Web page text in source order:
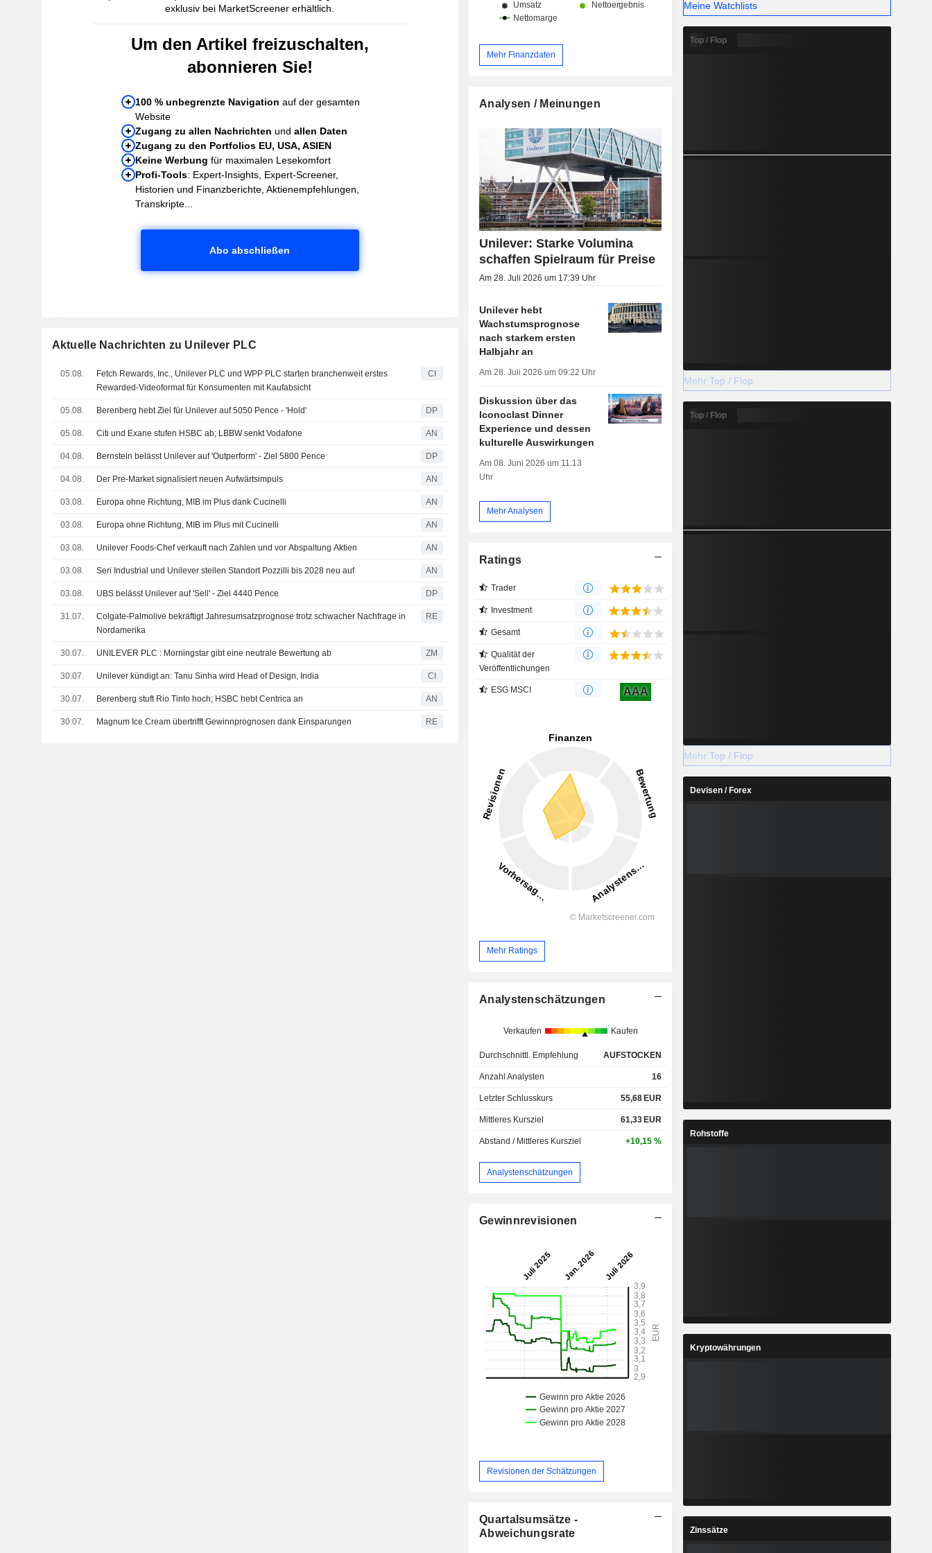
exklusiv bei MarketScreener erhältlich.
Um den Artikel freizuschalten,
abonnieren Sie!
100 % unbegrenzte Navigation auf der gesamten
Website
Zugang zu allen Nachrichten undallen Daten
Zugang zu den Portfolios EU, USA, ASIEN
Keine Werbung für maximalen Lesekomfort
Profi-Tools: Expert-Insights, Expert-Screener,
Historien und Finanzberichte, Aktienempfehlungen,
Transkripte...
Abo abschließen
Aktuelle Nachrichten zu Unilever PLC
05.08.
Fetch Rewards, Inc., Unilever PLC und WPP PLC starten branchenweit erstes
Rewarded-Videoformat für Konsumenten mit Kaufabsicht
CI
05.08. Berenberg hebt Ziel für Unilever auf 5050 Pence - 'Hold' DP
05.08. Citi und Exane stufen HSBC ab; LBBW senkt Vodafone AN
04.08. Bernstein belässt Unilever auf 'Outperform' - Ziel 5800 Pence DP
04.08. Der Pre-Market signalisiert neuen Aufwärtsimpuls AN
03.08. Europa ohne Richtung, MIB im Plus dank Cucinelli AN
03.08. Europa ohne Richtung, MIB im Plus mit Cucinelli AN
03.08. Unilever Foods-Chef verkauft nach Zahlen und vor Abspaltung Aktien AN
03.08. Seri Industrial und Unilever stellen Standort Pozzilli bis 2028 neu auf AN
03.08. UBS belässt Unilever auf 'Sell' - Ziel 4440 Pence DP
31.07.
Colgate-Palmolive bekräftigt Jahresumsatzprognose trotz schwacher Nachfrage in
Nordamerika
RE
30.07. UNILEVER PLC : Morningstar gibt eine neutrale Bewertung ab ZM
30.07. Unilever kündigt an: Tanu Sinha wird Head of Design, India CI
30.07. Berenberg stuft Rio Tinto hoch; HSBC hebt Centrica an AN
30.07. Magnum Ice Cream übertrifft Gewinnprognosen dank Einsparungen RE
verpflichtet, sicherzustellen, dass 100 % seiner
Kunststoffverpackungen vollständig
kompostierbar sind.
Mehr Finanzdaten
Analysen / Meinungen
Unilever: Starke Volumina
schaffen Spielraum für Preise
Am 28. Juli 2026 um 17:39 Uhr
Unilever hebt
Wachstumsprognose
nach starkem ersten
Halbjahr an
Am 28. Juli 2026 um 09:22 Uhr
Diskussion über das
Iconoclast Dinner
Experience und dessen
kulturelle Auswirkungen
Am 08. Juni 2026 um 11:13
Uhr
Mehr Analysen
Ratings
Trader
Investment
Gesamt
Qualität der
Veröffentlichungen
ESG MSCI AAA
Mehr Ratings
Analystenschätzungen
Verkaufen Kaufen
Durchschnittl. Empfehlung AUFSTOCKEN
Anzahl Analysten 16
Letzter Schlusskurs 55,68 EUR
Mittleres Kursziel 61,33 EUR
Abstand / Mittleres Kursziel +10,15 %
Analystenschätzungen
Gewinnrevisionen
Revisionen der Schätzungen
Quartalsumsätze -
Abweichungsrate
Meine Watchlists
Top / Flop
Mehr Top / Flop
Top / Flop
Mehr Top / Flop
Devisen / Forex
Rohstoffe
Kryptowährungen
Zinssätze